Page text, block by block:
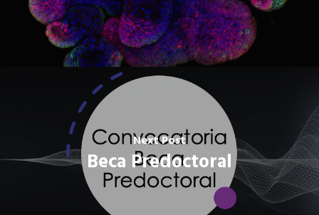
Next Post
Beca Predoctoral